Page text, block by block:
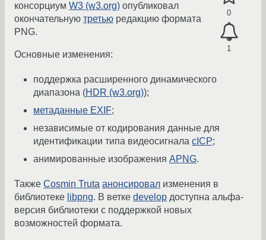
0
1
консорциум W3 (w3.org) опубликовал
окончательную третью редакцию формата
PNG.
Основные изменения:
поддержка расширенного динамического
диапазона (HDR (w3.org));
метаданные EXIF;
независимые от кодирования данные для
идентификации типа видеосигнала cICP;
анимированные изображения APNG.
Также Cosmin Truta анонсировал изменения в
библиотеке libpng. В ветке develop доступна альфа-
версия библиотеки с поддержкой новых
возможностей формата.